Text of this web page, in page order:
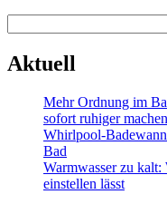
Aktuell
Mehr Ordnung im
sofort ruhiger machen
Whirlpool-
Bad
Warmwasser zu
einstellen lässt